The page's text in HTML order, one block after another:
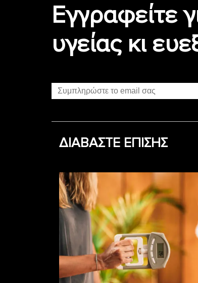
Εγγραφείτε
υγείας κι
ΔΙΑΒΑΣΤΕ ΕΠΙΣΗΣ